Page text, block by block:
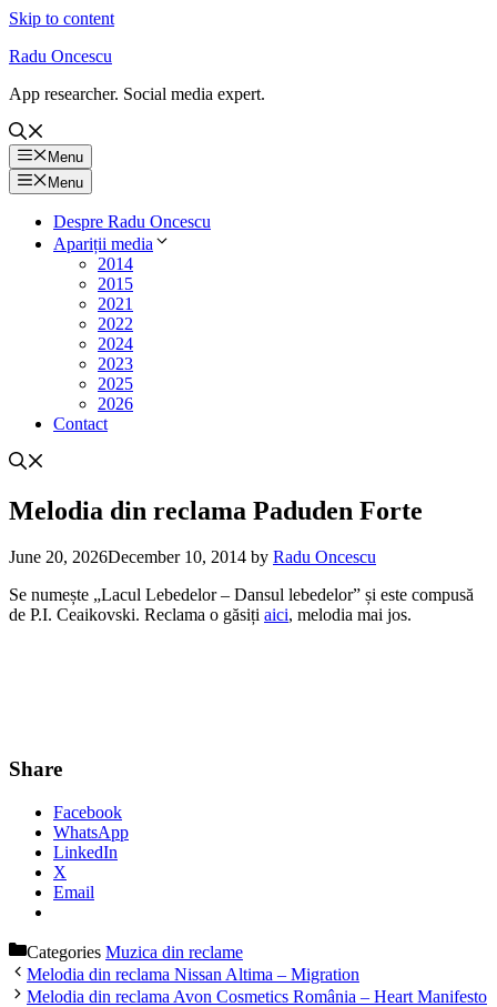
Skip to content
Radu Oncescu
App researcher. Social media expert.
Menu
Menu
Despre Radu Oncescu
Apariții media
2014
2015
2021
2022
2024
2023
2025
2026
Contact
Melodia din reclama Paduden Forte
June 20, 2026December 10, 2014 by Radu Oncescu
Se numește „Lacul Lebedelor – Dansul lebedelor” și este compusă
de P.I. Ceaikovski. Reclama o găsiți aici, melodia mai jos.
Share
Facebook
WhatsApp
LinkedIn
X
Email
Categories Muzica din reclame
Melodia din reclama Nissan Altima – Migration
Melodia din reclama Avon Cosmetics România – Heart Manifesto